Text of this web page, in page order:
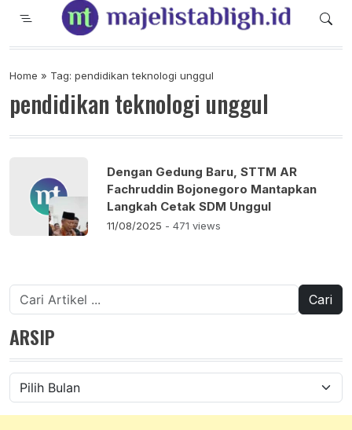
Majelis Tabligh Muhammadiyah
Syiar Dakwah Islam Berkemajuan dan
Home » Tag: pendidikan teknologi unggul
pendidikan teknologi unggul
Dengan Gedung Baru, STTM AR
Fachruddin Bojonegoro Mantapkan
Langkah Cetak SDM Unggul
11/08/2025 - 471 views
Cari
untuk:
ARSIP
Arsip